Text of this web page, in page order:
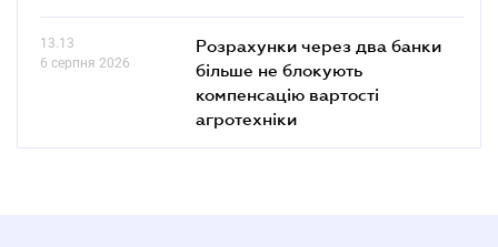
13.13
6 серпня 2026
Розрахунки через два банки
більше не блокують
компенсацію вартості
агротехніки